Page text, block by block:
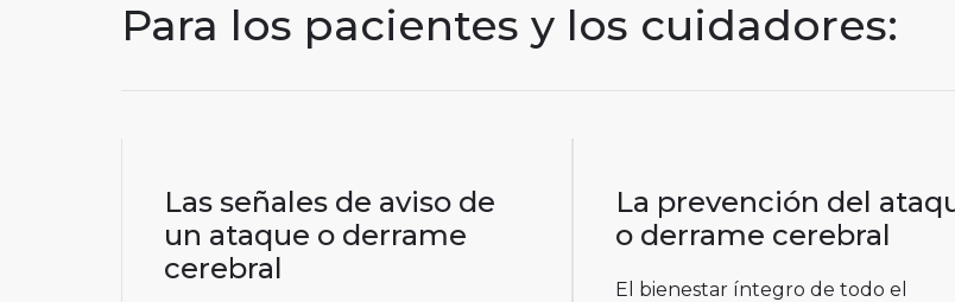
Para los pacientes y los cuidadores:
Las señales de aviso de
un ataque o derrame
cerebral
La prevención del
o derrame cerebral
El bienestar íntegro de todo el